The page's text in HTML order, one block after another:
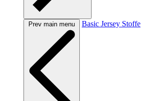
Prev main menu Basic Jersey Stoffe